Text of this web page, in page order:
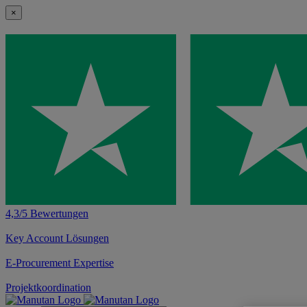
×
4,3/5 Bewertungen
Key Account Lösungen
E-Procurement Expertise
Projektkoordination